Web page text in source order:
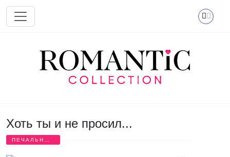
Перейти к основному содержанию
Хоть ты и не просил...
ПЕЧАЛЬНЫЕ